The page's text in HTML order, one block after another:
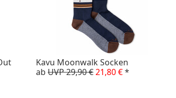
Kavu Moonwalk Socken
ab UVP 29,90 €21,80 €*